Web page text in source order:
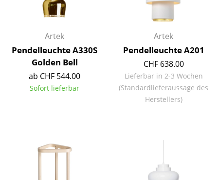
Doppelbetten
Einzelbetten
Stapelbetten
Kinderbetten
Nachttische & Bettzubehör
Uhren
Artek
Pendelleuchte A330S
Golden Bell
ab CHF 544.00
Sofort lieferbar
Artek
Pendelleuchte A201
CHF 638.00
Lieferbar in 2-3 Wochen
(Standardlieferaussage des
Herstellers)